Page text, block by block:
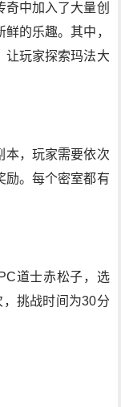
中加入了大量创
的乐趣。其中，
让玩家探索玛法大
本，玩家需要依次
励。每个密室都有
道士赤松子，选
，挑战时间为30分